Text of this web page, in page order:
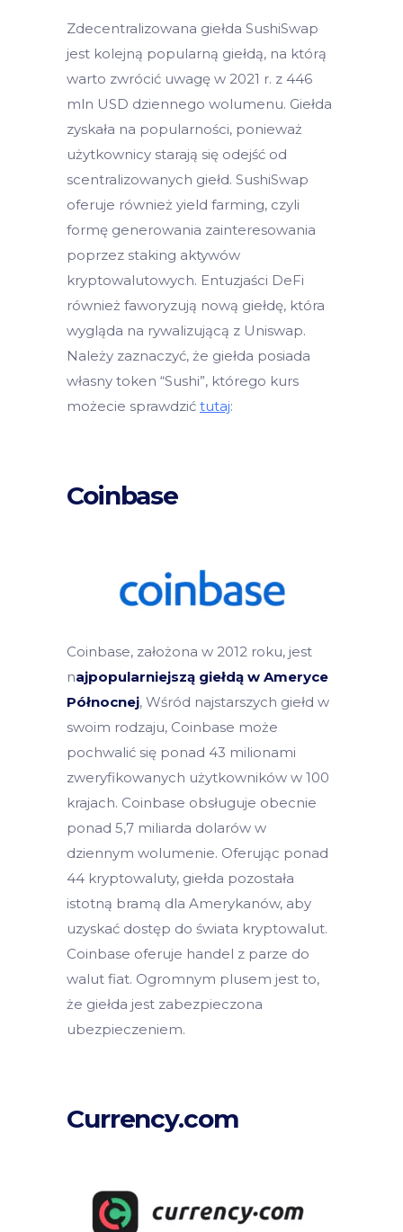
Zdecentralizowana giełda SushiSwap
jest kolejną popularną giełdą, na którą
warto zwrócić uwagę w 2021 r. z 446
mln USD dziennego wolumenu. Giełda
zyskała na popularności, ponieważ
użytkownicy starają się odejść od
scentralizowanych giełd. SushiSwap
oferuje również yield farming, czyli
formę generowania zainteresowania
poprzez staking aktywów
kryptowalutowych. Entuzjaści DeFi
również faworyzują nową giełdę, która
wygląda na rywalizującą z Uniswap.
Należy zaznaczyć, że giełda posiada
własny token “Sushi”, którego kurs
możecie sprawdzić tutaj:
Coinbase
Coinbase, założona w 2012 roku, jest
najpopularniejszą giełdą w Ameryce
Północnej, Wśród najstarszych giełd w
swoim rodzaju, Coinbase może
pochwalić się ponad 43 milionami
zweryfikowanych użytkowników w 100
krajach. Coinbase obsługuje obecnie
ponad 5,7 miliarda dolarów w
dziennym wolumenie. Oferując ponad
44 kryptowaluty, giełda pozostała
istotną bramą dla Amerykanów, aby
uzyskać dostęp do świata kryptowalut.
Coinbase oferuje handel z parze do
walut fiat. Ogromnym plusem jest to,
że giełda jest zabezpieczona
ubezpieczeniem.
Currency.com